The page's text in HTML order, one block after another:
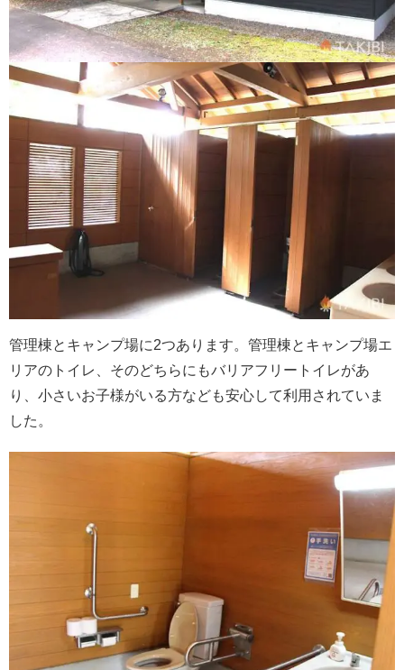
管理棟とキャンプ場に2つあります。管理棟とキャンプ場エ
リアのトイレ、そのどちらにもバリアフリートイレがあ
り、小さいお子様がいる方なども安心して利用されていま
した。